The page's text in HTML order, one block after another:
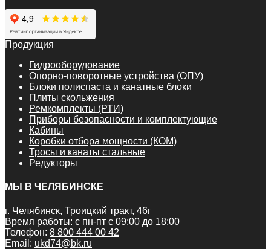
Продукция
Гидрооборудование
Опорно-поворотные устройства (ОПУ)
Блоки полиспаста и канатные блоки
Плиты скольжения
Ремкомплекты (РТИ)
Приборы безопасности и комплектующие
Кабины
Коробки отбора мощности (КОМ)
Тросы и канаты стальные
Редукторы
МЫ В ЧЕЛЯБИНСКЕ
г. Челябинск, Троицкий тракт, 46г
Время работы: с пн-пт с 09:00 до 18:00
Телефон: 8 800 444 00 42
Email: ukd74@bk.ru